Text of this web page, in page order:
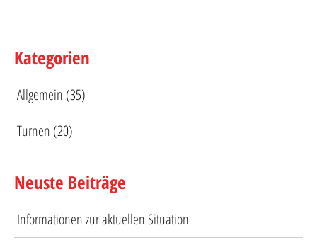
Kategorien
Allgemein (35)
Turnen (20)
Neuste Beiträge
Informationen zur aktuellen Situation